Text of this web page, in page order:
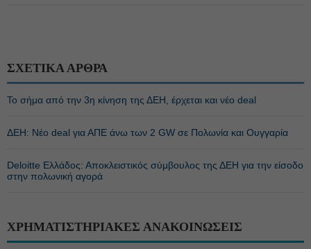
ΣΧΕΤΙΚΑ ΑΡΘΡΑ
Το σήμα από την 3η κίνηση της ΔΕΗ, έρχεται και νέο deal
ΔΕΗ: Νέο deal για ΑΠΕ άνω των 2 GW σε Πολωνία και Ουγγαρία
Deloitte Ελλάδος: Αποκλειστικός σύμβουλος της ΔΕΗ για την είσοδο
στην πολωνική αγορά
ΧΡΗΜΑΤΙΣΤΗΡΙΑΚΕΣ ΑΝΑΚΟΙΝΩΣΕΙΣ